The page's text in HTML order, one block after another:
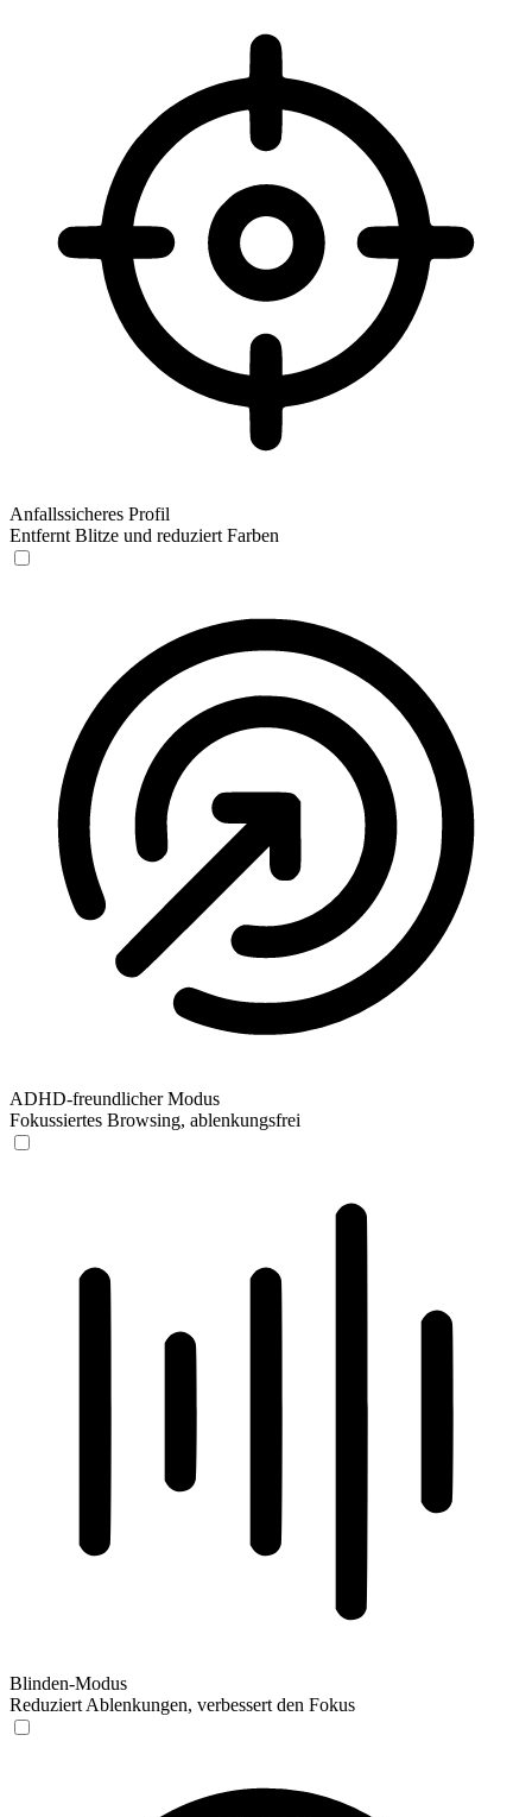
Anfallssicheres Profil
Entfernt Blitze und reduziert Farben
ADHD-freundlicher Modus
Fokussiertes Browsing, ablenkungsfrei
Blinden-Modus
Reduziert Ablenkungen, verbessert den Fokus